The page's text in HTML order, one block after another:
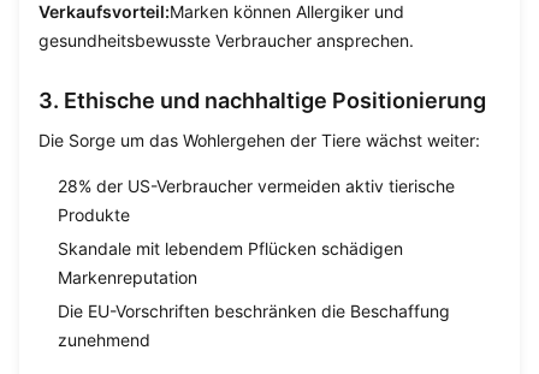
Verkaufsvorteil:Marken können Allergiker und
gesundheitsbewusste Verbraucher ansprechen.
3. Ethische und nachhaltige Positionierung
Die Sorge um das Wohlergehen der Tiere wächst weiter:
28% der US-Verbraucher vermeiden aktiv tierische
Produkte
Skandale mit lebendem Pflücken schädigen
Markenreputation
Die EU-Vorschriften beschränken die Beschaffung
zunehmend